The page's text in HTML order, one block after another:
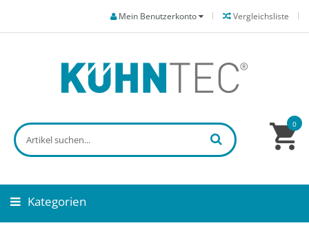
Vergleichsliste
Mein Benutzerkonto
0
Kategorien